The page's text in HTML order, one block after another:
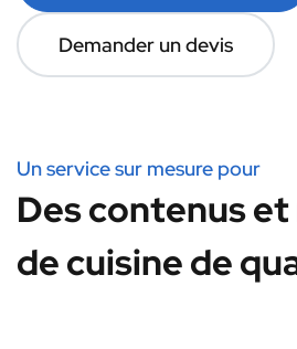
Demander un devis
Un service sur mesure pour
Des contenus
de cuisine de